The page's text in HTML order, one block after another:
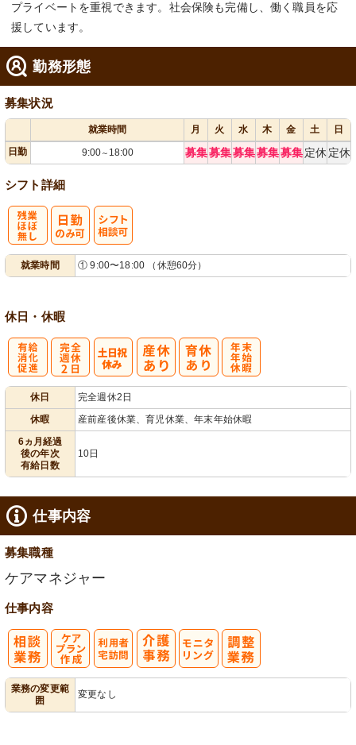
プライベートを重視できます。社会保険も完備し、働く職員を応
援しています。
勤務形態
募集状況
就業時間 月 火 水 木 金 土
日
日勤
9:00～ 18:00 募集募集募集募集募集 定休 定休
シフト詳細
就業時間 ① 9:00〜18:00 （休憩60分）
休日・休暇
休日
完全週休2日
休暇
産前産後休業、育児休業、年末年始休暇
6ヵ月経過
後の年次
有給日数
10日
仕事内容
募集職種
ケアマネジャー
仕事内容
業務の変更範
囲
変更なし